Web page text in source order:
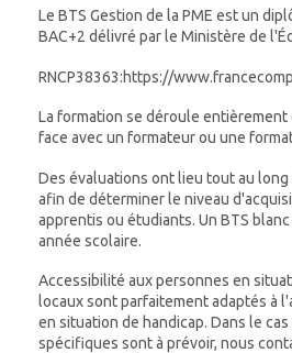
Le BTS Gestion de la PME est un
BAC+2 délivré par le Ministère de
RNCP38363:https://
La formation se déroule
face avec un formateur ou une
Des évaluations ont lieu tout au
afin de déterminer le niveau
apprentis ou étudiants. Un BTS
année scolaire.
Accessibilité aux personnes en
locaux sont parfaitement adaptés à
en situation de handicap. Dans le
spécifiques sont à prévoir, nous